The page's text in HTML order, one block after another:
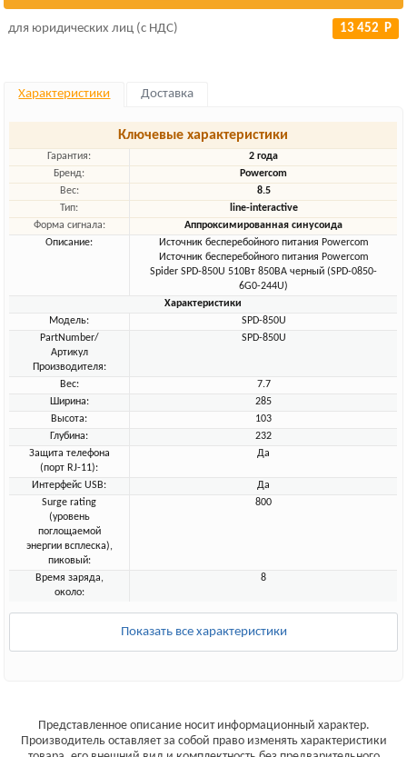
для юридических лиц (с НДС) 13 452 Р
Характеристики Доставка
Ключевые характеристики
Гарантия:
2 года
Бренд:
Powercom
Вес:
8.5
Тип:
line-interactive
Форма сигнала:
Аппроксимированная синусоида
Описание:
Источник бесперебойного питания Powercom
Источник бесперебойного питания Powercom
Spider SPD-850U 510Вт 850ВА черный (SPD-0850-
6G0-244U)
Характеристики
Модель:
SPD-850U
PartNumber/
Артикул
Производителя:
SPD-850U
Вес:
7.7
Ширина:
285
Высота:
103
Глубина:
232
Защита телефона
(порт RJ-11):
Да
Интерфейс USB:
Да
Surge rating
(уровень
поглощаемой
энергии всплеска),
пиковый:
800
Время заряда,
около:
8
Показать все характеристики
Представленное описание носит информационный характер.
Производитель оставляет за собой право изменять характеристики